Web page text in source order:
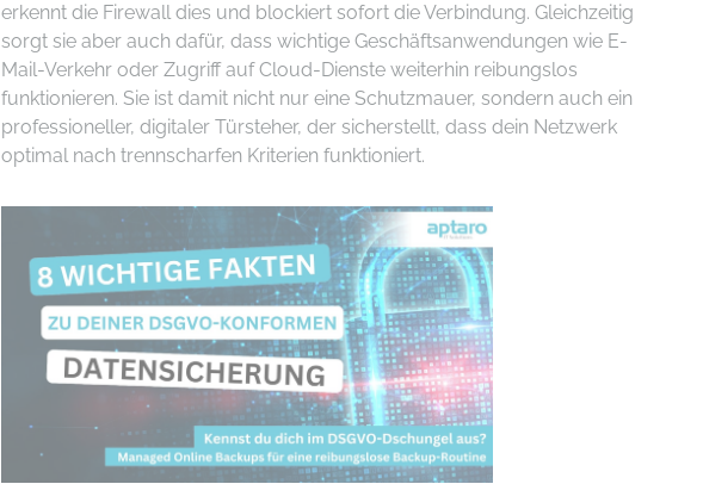
erkennt die Firewall dies und blockiert sofort die Verbindung. Gleichzeitig
sorgt sie aber auch dafür, dass wichtige Geschäftsanwendungen wie E-
Mail-Verkehr oder Zugriff auf Cloud-Dienste weiterhin reibungslos
funktionieren. Sie ist damit nicht nur eine Schutzmauer, sondern auch ein
professioneller, digitaler Türsteher, der sicherstellt, dass dein Netzwerk
optimal nach trennscharfen Kriterien funktioniert.